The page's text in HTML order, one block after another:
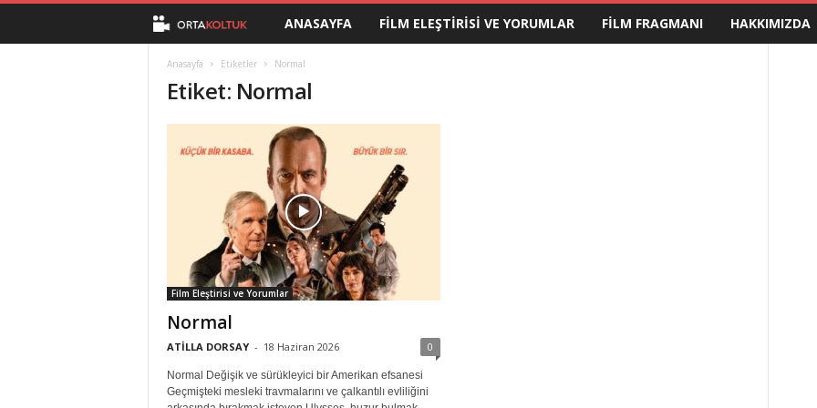
a
K
o
l
t
u
k
ANASAYFA FILM ELEŞTIRISI VE YORUMLAR FILM FRAGMANI HAKKIMIZDA
Anasayfa Etiketler Normal
Etiket: Normal
Film Eleştirisi ve Yorumlar
Normal
ATİLLA DORSAY - 18 Haziran 2026 0
Normal Değişik ve sürükleyici bir Amerikan efsanesi
Geçmişteki mesleki travmalarını ve çalkantılı evliliğini